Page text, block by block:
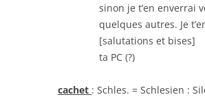
sinon je t’en enverrai
quelques autres. Je
[salutations et bises]
ta PC (?)
cachet : Schles. = Schlesien :